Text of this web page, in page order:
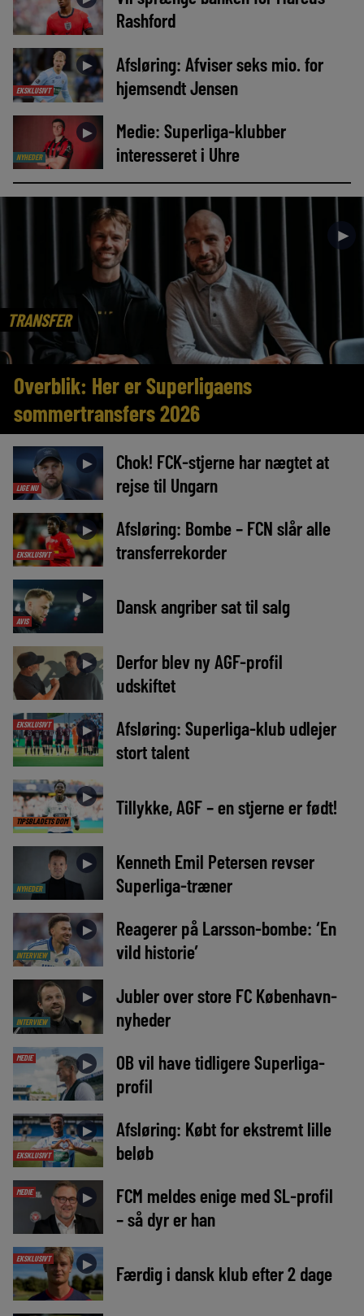
Rashford
EKSKLUSIVT
►
Afsløring: Afviser seks mio. for
hjemsendt Jensen
NYHEDER
►
Medie: Superliga-klubber
interesseret i Uhre
TRANSFER
►
Overblik: Her er Superligaens
sommertransfers 2026
LIGE NU
►
Chok! FCK-stjerne har nægtet at
rejse til Ungarn
EKSKLUSIVT
►
Afsløring: Bombe – FCN slår alle
transferrekorder
AVIS
► Dansk angriber sat til salg
►
Derfor blev ny AGF-profil
udskiftet
EKSKLUSIVT ►
Afsløring: Superliga-klub udlejer
stort talent
TIPSBLADETS DOM
► Tillykke, AGF – en stjerne er født!
NYHEDER
►
Kenneth Emil Petersen revser
Superliga-træner
INTERVIEW
►
Reagerer på Larsson-bombe: ‘En
vild historie’
INTERVIEW
►
Jubler over store FC København-
nyheder
MEDIE ►
OB vil have tidligere Superliga-
profil
EKSKLUSIVT
►
Afsløring: Købt for ekstremt lille
beløb
MEDIE ►
FCM meldes enige med SL-profil
– så dyr er han
EKSKLUSIVT ► Færdig i dansk klub efter 2 dage